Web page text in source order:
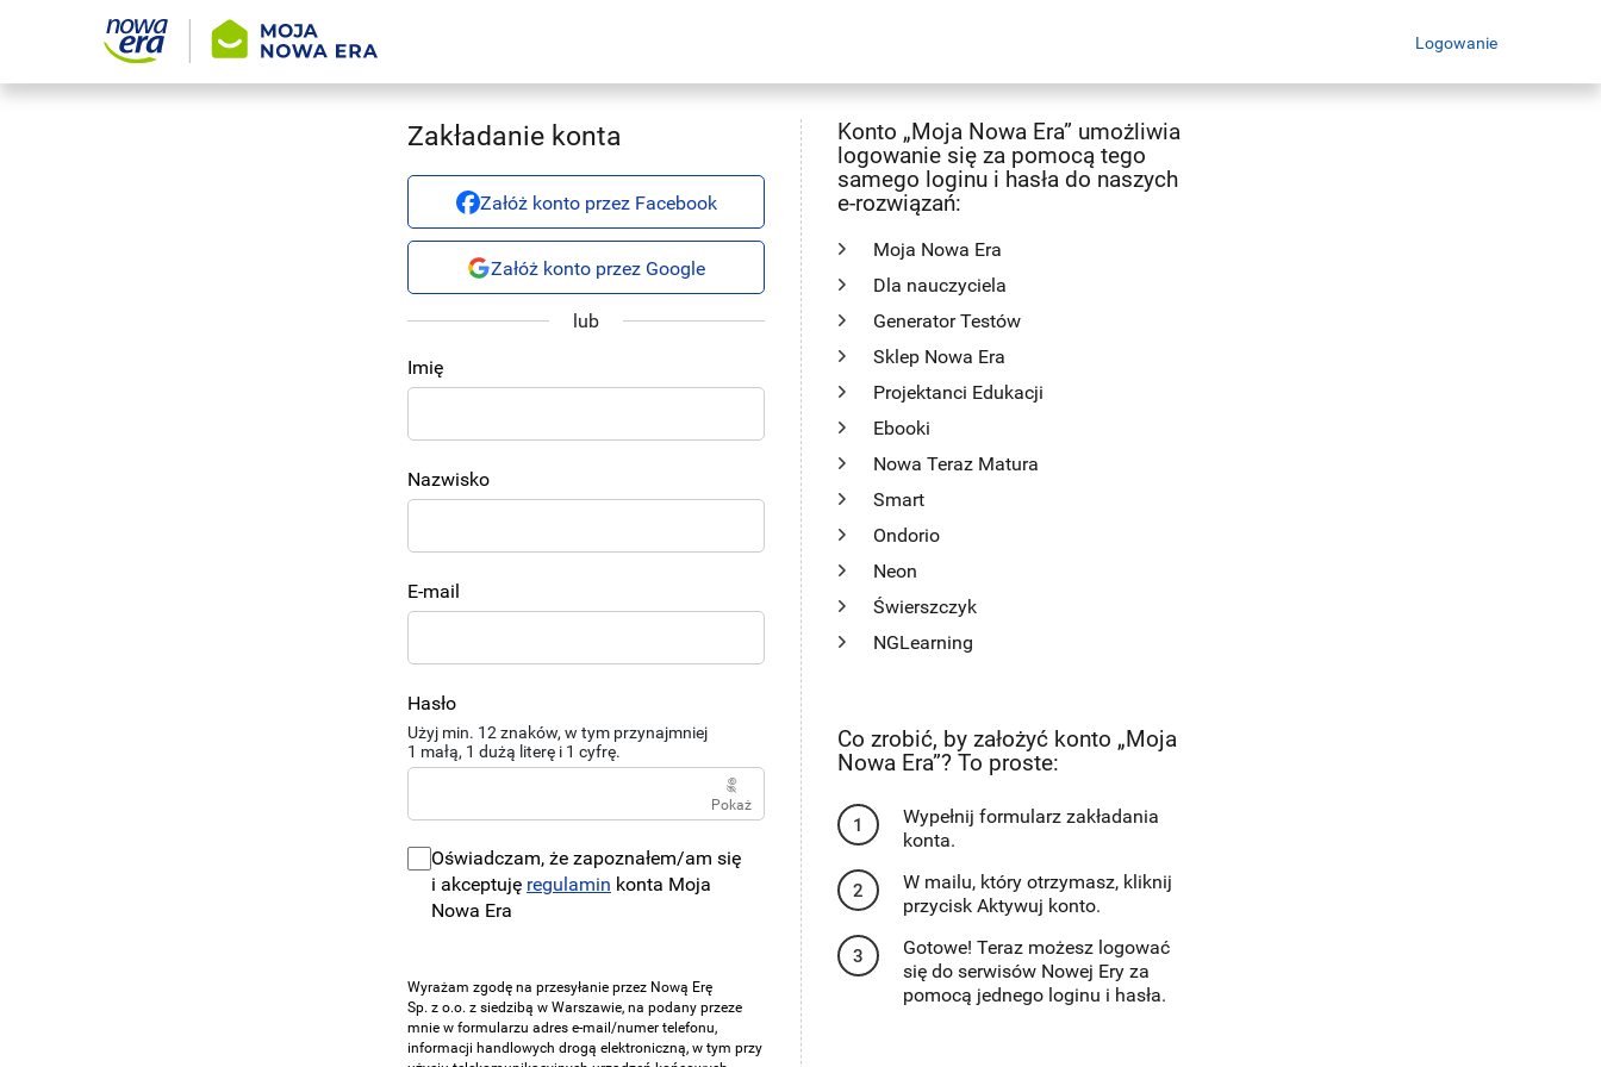
Logowanie
Zakładanie konta
Załóż konto przez Facebook
Załóż konto przez Google
lub
Imię
Nazwisko
E-mail
Hasło
Użyj min. 12 znaków, w tym przynajmniej
1 małą, 1 dużą literę i 1 cyfrę.
Pokaż
Oświadczam, że zapoznałem/am się
i akceptuję regulamin konta Moja
Nowa Era
Wyrażam zgodę na przesyłanie przez Nową Erę
Sp. z o.o. z siedzibą w Warszawie, na podany przeze
mnie w formularzu adres e-mail/numer telefonu,
informacji handlowych drogą elektroniczną, w tym przy
Konto „Moja Nowa Era” umożliwia
logowanie się za pomocą tego
samego loginu i hasła do naszych
e-rozwiązań:
Moja Nowa Era
Dla nauczyciela
Generator Testów
Sklep Nowa Era
Projektanci Edukacji
Ebooki
Nowa Teraz Matura
Smart
Ondorio
Neon
Świerszczyk
NGLearning
Co zrobić, by założyć konto „Moja
Nowa Era”? To proste:
Wypełnij formularz zakładania
konta.
W mailu, który otrzymasz, kliknij
przycisk Aktywuj konto.
Gotowe! Teraz możesz logować
się do serwisów Nowej Ery za
pomocą jednego loginu i hasła.